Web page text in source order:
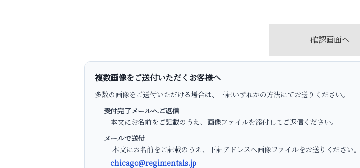
複数画像をご送付いただくお客様へ
多数の画像をご送付いただける場合は、下記いずれかの方法にてお送りください。
受付完了メールへご返信
本文にお名前をご記載のうえ、画像ファイルを添付してご返信ください。
メールで送付
本文にお名前をご記載のうえ、下記アドレスへ画像ファイルをお送りください。
chicago@regimentals.jp